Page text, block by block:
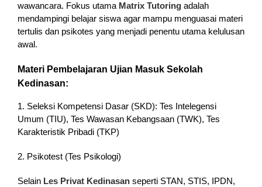
wawancara. Fokus utama Matrix Tutoringadalah
mendampingi belajar siswa agar mampu menguasai materi
tertulis dan psikotes yang menjadi penentu utama kelulusan
awal.
Materi Pembelajaran Ujian Masuk Sekolah
Kedinasan:
1. Seleksi Kompetensi Dasar (SKD): Tes Intelegensi
Umum (TIU), Tes Wawasan Kebangsaan (TWK), Tes
Karakteristik Pribadi (TKP)
2. Psikotest (Tes Psikologi)
Selain Les Privat Kedinasanseperti STAN, STIS, IPDN,